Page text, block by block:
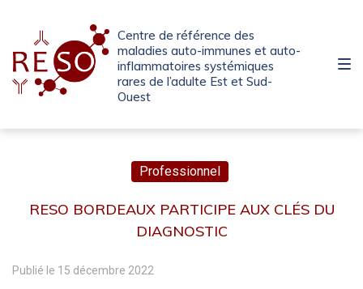
navigation
principale
contenu
pied
de
page
Centre de référence des
maladies auto-immunes et auto-
inflammatoires systémiques
rares de l’adulte Est et Sud-
Ouest
Professionnel
RESO BORDEAUX PARTICIPE AUX CLÉS DU
DIAGNOSTIC
Publié le 15 décembre 2022